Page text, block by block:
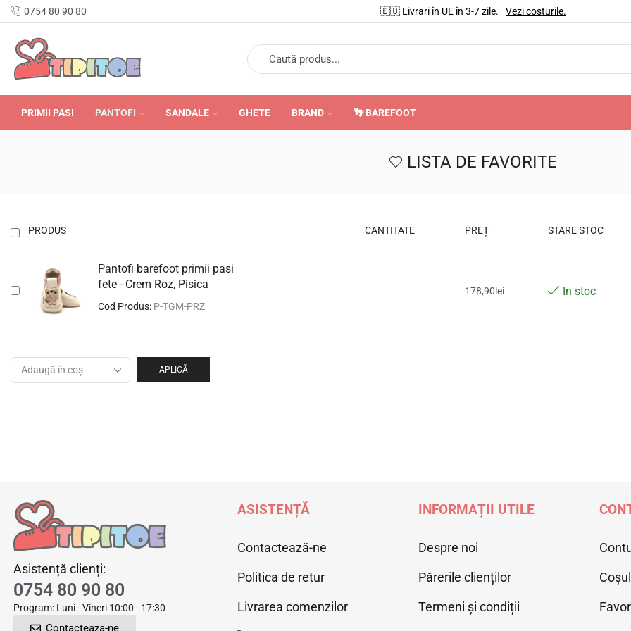
0754 80 90 80
în 24-48 de ore. 🇪🇺 Livrari în UE în 3-7 zile. Vezi costurile.
PRIMII PASI PANTOFI SANDALE GHETE BRAND 👣 BAREFOOT
LISTA DE FAVORITE
PRODUS CANTITATE PREȚ STARE STOC
Pantofi barefoot primii pasi
fete - Crem Roz, Pisica
Cod Produs: P-TGM-PRZ
178,90 lei In stoc
APLICĂ
Asistență clienți:
0754 80 90 80
Program: Luni - Vineri 10:00 - 17:30
Contacteaza-ne
ASISTENȚĂ
Contactează-ne
Politica de retur
Livrarea comenzilor
INFORMAȚII UTILE
Despre noi
Părerile clienților
Termeni și condiții